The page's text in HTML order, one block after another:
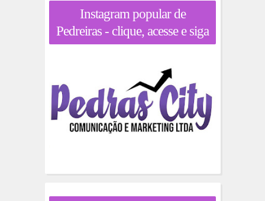
Instagram popular de
Pedreiras - clique, acesse e siga